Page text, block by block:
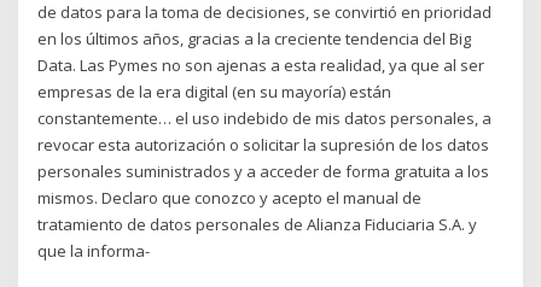
de datos para la toma de decisiones, se convirtió en prioridad
en los últimos años, gracias a la creciente tendencia del Big
Data. Las Pymes no son ajenas a esta realidad, ya que al ser
empresas de la era digital (en su mayoría) están
constantemente… el uso indebido de mis datos personales, a
revocar esta autorización o solicitar la supresión de los datos
personales suministrados y a acceder de forma gratuita a los
mismos. Declaro que conozco y acepto el manual de
tratamiento de datos personales de Alianza Fiduciaria S.A. y
que la informa-